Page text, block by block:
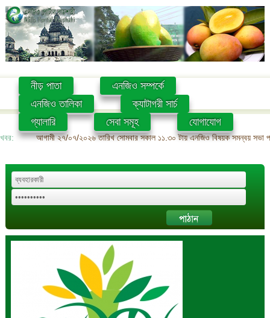
নীড় পাতা
এনজিও সম্পর্কে
এনজিও তালিকা
ক্যাটাগরী সার্চ
গ্যালারি
সেবা সমূহ যোগাযোগ
খবর: আগামী ২৭/০৭/২০২৬ তারিখ সোমবার সকাল ১১.৩০ টায় এনজিও বিষয়ক সমন্বয় সভা